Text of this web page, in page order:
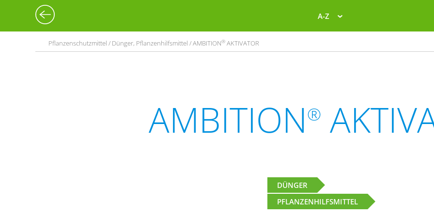
A-Z
Pflanzenschutzmittel / Dünger, Pflanzenhilfsmittel / AMBITION® AKTIVATOR
AMBITION®
DÜNGER
PFLANZENHILFSMITTEL